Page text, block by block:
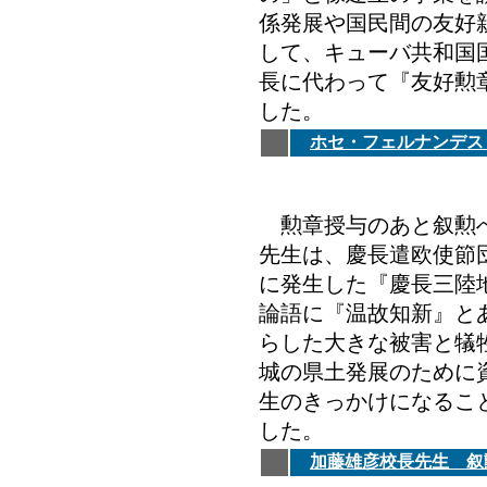
係発展や国民間の友好
して、キューバ共和
長に代わって『友好勲
した。
ホセ・フェルナンデ
勲章授与のあと叙勲
先生は、慶長遣欧使節
に発生した『慶長三陸
論語に『温故知新』と
らした大きな被害と犠
城の県土発展のために
生のきっかけになるこ
した。
加藤雄彦校長先生 叙